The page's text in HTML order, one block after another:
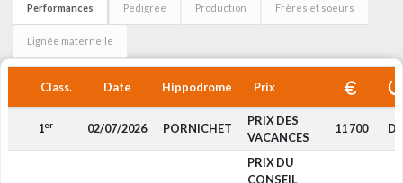
Performances Pedigree Production Frères et soeurs
Lignée maternelle
Class. Date Hippodrome Prix
1er 02/07/2026 PORNICHET
PRIX DES
VACANCES
11 700 D4
PRIX DU
CONSEIL